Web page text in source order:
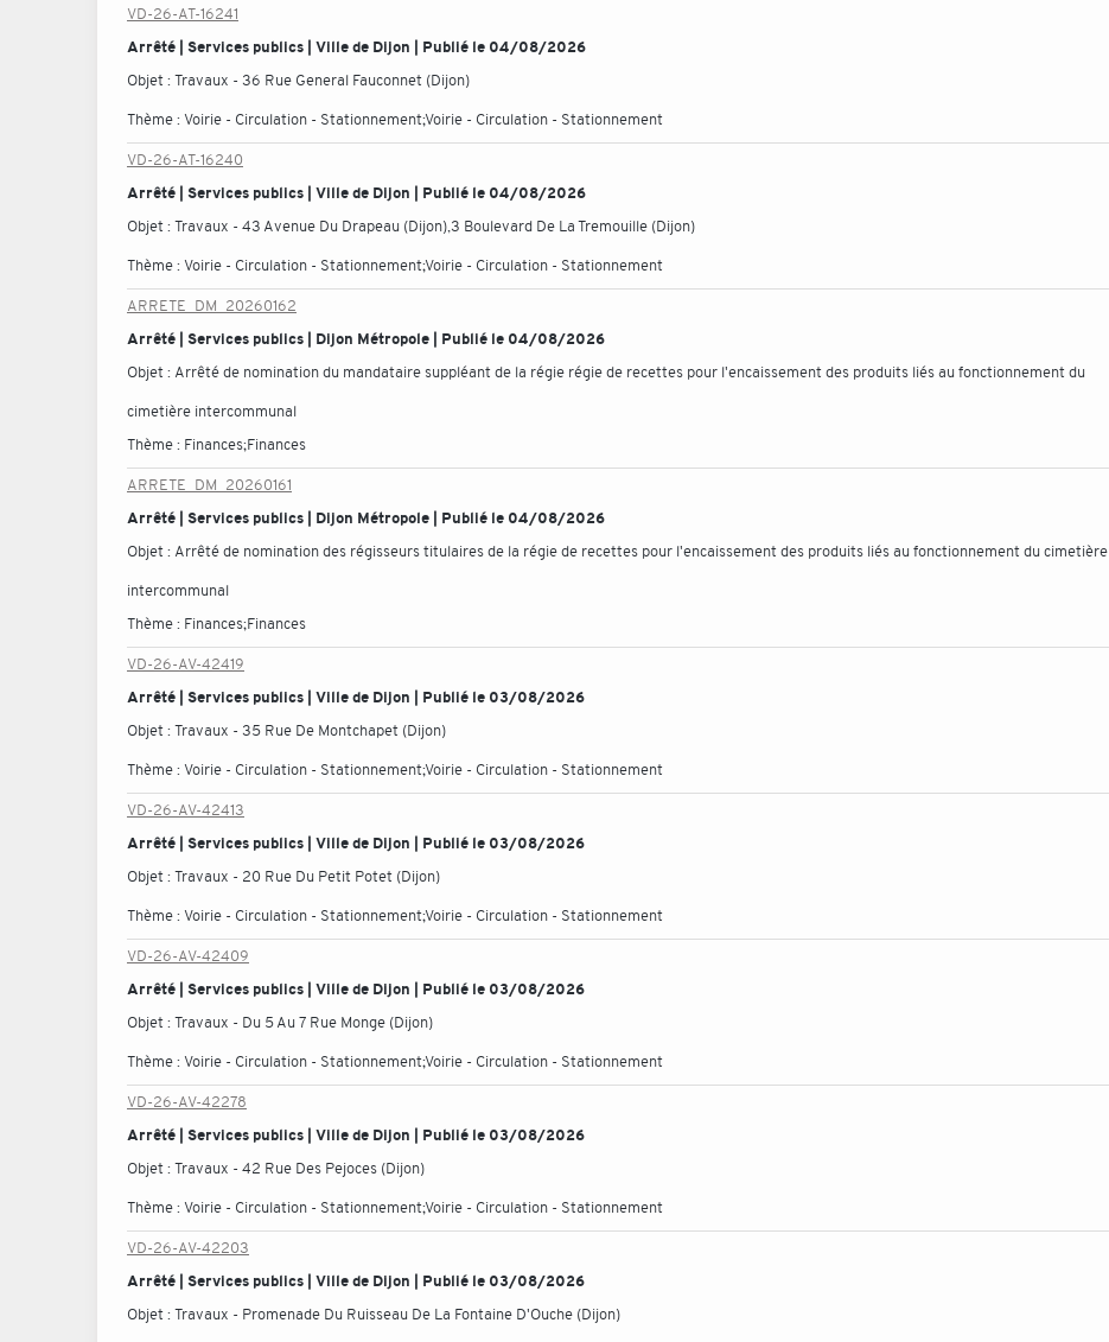
VD-26-AT-16241
Arrêté | Services publics | Ville de Dijon | Publié le 04/08/2026
Objet :Travaux - 36 Rue General Fauconnet (Dijon)
Thème :Voirie - Circulation - Stationnement;Voirie - Circulation - Stationnement
VD-26-AT-16240
Arrêté | Services publics | Ville de Dijon | Publié le 04/08/2026
Objet :Travaux - 43 Avenue Du Drapeau (Dijon),3 Boulevard De La Tremouille (Dijon)
Thème :Voirie - Circulation - Stationnement;Voirie - Circulation - Stationnement
ARRETE_DM_20260162
Arrêté | Services publics | Dijon Métropole | Publié le 04/08/2026
Objet : Arrêté de nomination du mandataire suppléant de la régie régie de recettes pour l'encaissement des produits liés au fonctionnement du
cimetière intercommunal
Thème : Finances;Finances
ARRETE_DM_20260161
Arrêté | Services publics | Dijon Métropole | Publié le 04/08/2026
Objet : Arrêté de nomination des régisseurs titulaires de la régie de recettes pour l'encaissement des produits liés au fonctionnement du cimetière
intercommunal
Thème : Finances;Finances
VD-26-AV-42419
Arrêté | Services publics | Ville de Dijon | Publié le 03/08/2026
Objet :Travaux - 35 Rue De Montchapet (Dijon)
Thème :Voirie - Circulation - Stationnement;Voirie - Circulation - Stationnement
VD-26-AV-42413
Arrêté | Services publics | Ville de Dijon | Publié le 03/08/2026
Objet :Travaux - 20 Rue Du Petit Potet (Dijon)
Thème :Voirie - Circulation - Stationnement;Voirie - Circulation - Stationnement
VD-26-AV-42409
Arrêté | Services publics | Ville de Dijon | Publié le 03/08/2026
Objet :Travaux - Du 5 Au 7 Rue Monge (Dijon)
Thème :Voirie - Circulation - Stationnement;Voirie - Circulation - Stationnement
VD-26-AV-42278
Arrêté | Services publics | Ville de Dijon | Publié le 03/08/2026
Objet :Travaux - 42 Rue Des Pejoces (Dijon)
Thème :Voirie - Circulation - Stationnement;Voirie - Circulation - Stationnement
VD-26-AV-42203
Arrêté | Services publics | Ville de Dijon | Publié le 03/08/2026
Objet :Travaux - Promenade Du Ruisseau De La Fontaine D'Ouche (Dijon)